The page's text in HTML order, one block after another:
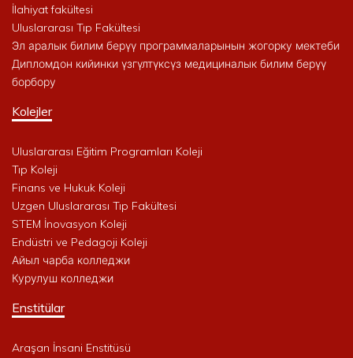
İlahiyat fakültesi
Uluslararası Tıp Fakültesi
Эл аралык билим берүү программаларынын жогорку мектеби
Дипломдон кийинки үзгүлтүксүз медициналык билим берүү
борбору
Kolejler
Uluslararası Eğitim Programları Koleji
Tıp Koleji
Finans ve Hukuk Koleji
Uzgen Uluslararası Tıp Fakültesi
STEM İnovasyon Koleji
Endüstri ve Pedagoji Koleji
Айыл чарба колледжи
Курулуш колледжи
Enstitülar
Araşan İnsani Enstitüsü